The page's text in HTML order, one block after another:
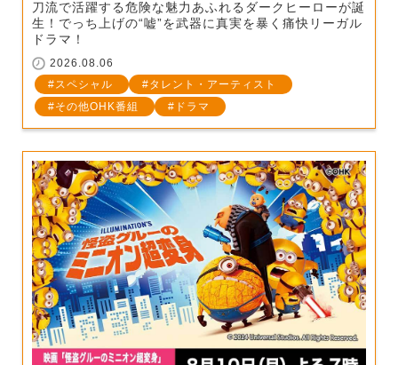
刀流で活躍する危険な魅力あふれるダークヒーローが誕
生！でっち上げの“嘘”を武器に真実を暴く痛快リーガル
ドラマ！
2026.08.06
スペシャル
タレント・アーティスト
その他OHK番組
ドラマ